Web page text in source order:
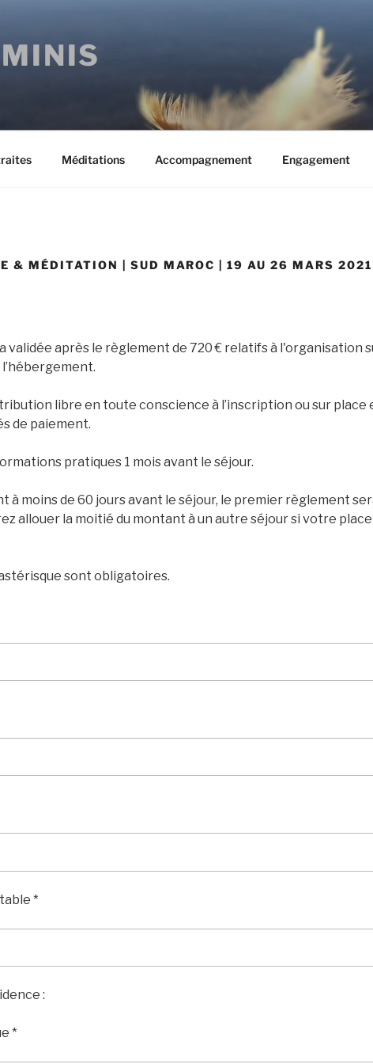
Méditations Accompagnement Engagement
& MÉDITATION | SUD MAROC | 19 AU 26 MARS 2021
après le règlement de 720 € relatifs à l'organisation
libre en toute conscience à l’inscription ou sur place
de paiement.
pratiques 1 mois avant le séjour.
à moins de 60 jours avant le séjour, le premier règlement
allouer la moitié du montant à un autre séjour si votre
sont obligatoires.
*
:
*